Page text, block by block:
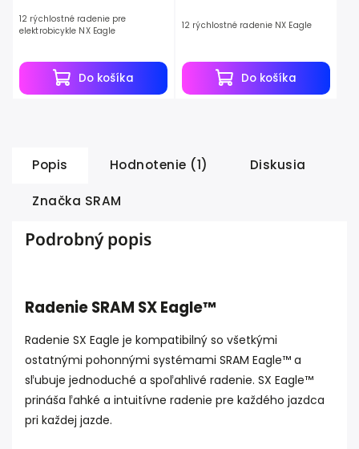
Do košíka
12 rýchlostné radenie pre
elektrobicykle NX Eagle
Do košíka
12 rýchlostné radenie NX Eagle
Popis Hodnotenie (1) Diskusia
Značka SRAM
Podrobný popis
Radenie SRAM SX Eagle™
Radenie SX Eagle je kompatibilný so všetkými
ostatnými pohonnými systémami SRAM Eagle™ a
sľubuje jednoduché a spoľahlivé radenie. SX Eagle™
prináša ľahké a intuitívne radenie pre každého jazdca
pri každej jazde.